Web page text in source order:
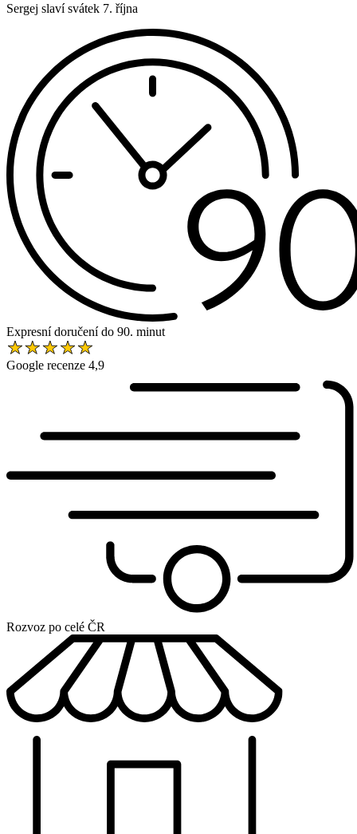
Sergej slaví svátek 7. října
Expresní doručení do 90. minut
Google recenze 4,9
Rozvoz po celé ČR